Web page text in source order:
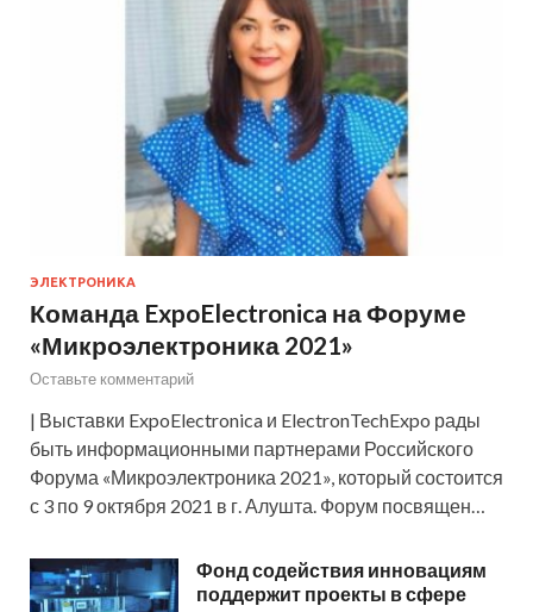
ЭЛЕКТРОНИКА
Команда ExpoElectronica на Форуме
«Микроэлектроника 2021»
Оставьте комментарий
| Выставки ExpoElectronica и ElectronTechExpo рады
быть информационными партнерами Российского
Форума «Микроэлектроника 2021», который состоится
с 3 по 9 октября 2021 в г. Алушта. Форум посвящен…
Фонд содействия инновациям
поддержит проекты в сфере